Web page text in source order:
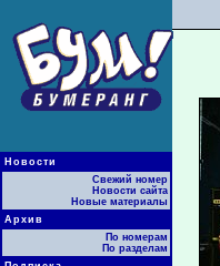
Новости
Свежий номер
Новости сайта
Новые материалы
Архив
По номерам
По разделам